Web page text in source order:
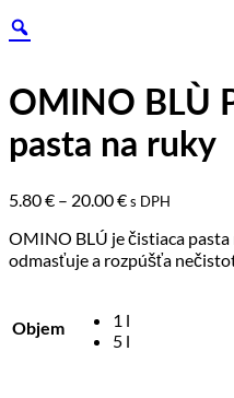
OMINO BLÙ
pasta na ruky
5.80€ – 20.00€s DPH
OMINO BLÚ je čistiaca pasta
odmasťuje a rozpúšťa
Objem
1 l
5 l